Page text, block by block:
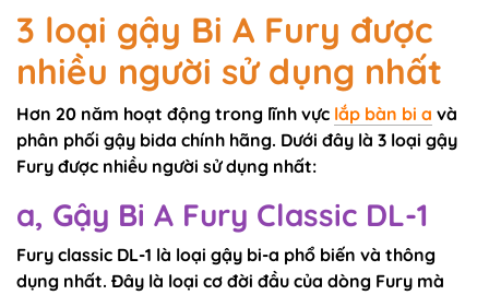
3 loại gậy Bi A Fury được
nhiều người sử dụng nhất
Hơn 20 năm hoạt động trong lĩnh vực lắp bàn bi a và
phân phối gậy bida chính hãng. Dưới đây là 3 loại gậy
Fury được nhiều người sử dụng nhất:
a, Gậy Bi A Fury Classic DL-1
Fury classic DL-1 là loại gậy bi-a phổ biến và thông
dụng nhất. Đây là loại cơ đời đầu của dòng Fury mà